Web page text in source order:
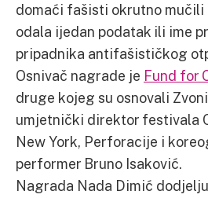
domaći fašisti okrutno mučili
odala ijedan podatak ili ime
pripadnika antifašističkog
Osnivač nagrade je Fund for
druge kojeg su osnovali
umjetnički direktor festivala
New York, Perforacije i
performer Bruno Isaković.
Nagrada Nada Dimić